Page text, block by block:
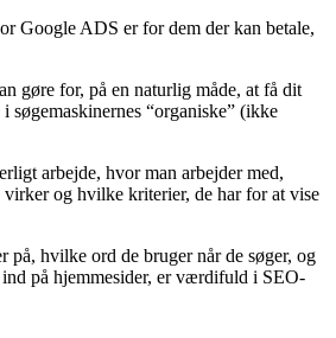
Google ADS er for dem der kan betale,
gøre for, på en naturlig måde, at få dit
søgemaskinernes “organiske” (ikke
arbejde, hvor man arbejder med,
virker og hvilke kriterier, de har for at vise
på, hvilke ord de bruger når de søger, og
på hjemmesider, er værdifuld i SEO-